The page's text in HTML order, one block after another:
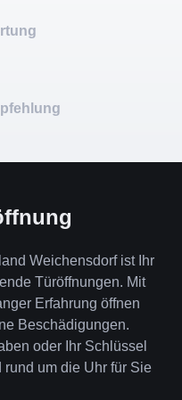
Weichensdorf ist Ihr
Türöffnungen. Mit
Erfahrung öffnen
Beschädigungen.
oder Ihr Schlüssel
um die Uhr für Sie